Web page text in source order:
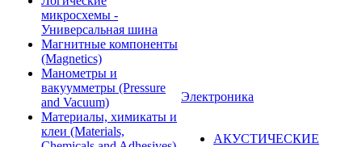
микросхемы -
Универсальная шина
Магнитные компоненты
(Magnetics)
Манометры и
вакуумметры (Pressure
and Vacuum)
Материалы, химикаты и
клеи (Materials,
Электроника
АКУСТИЧЕСКИЕ